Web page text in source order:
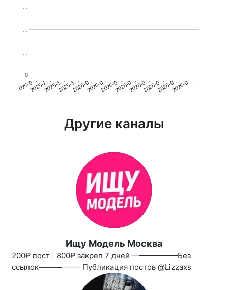
2025-0…2025-1…2025-1…2025-1…2026-0…2026-0…2026-0…2026-0…2026-0…2026-0…2026-0…2026-0…
0
Другие каналы
Ищу Модель Москва
200₽ пост | 800₽ закреп 7 дней ——————Без
ссылок—————- Публикация постов @Lizzaxs